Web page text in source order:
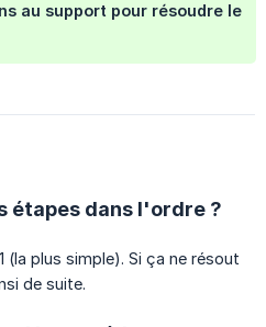
au support pour résoudre le
étapes dans l'ordre ?
(la plus simple). Si ça ne résout
de suite.